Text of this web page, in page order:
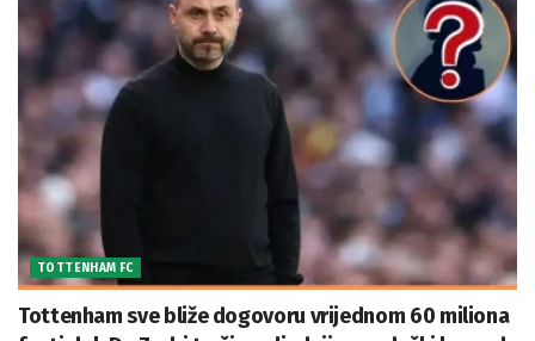
TOTTENHAM FC
Tottenham sve bliže dogovoru vrijednom 60 miliona